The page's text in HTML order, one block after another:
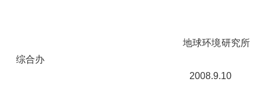
地球环境研究所
综合办
2008.9.10